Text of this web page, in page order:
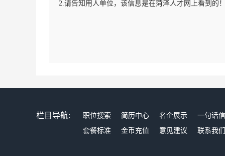
2.请告知用人单位，该信息是在菏泽人才网上看到的
栏目导航: 职位搜索 简历中心 名企展示
一句话
套餐标准
金币充值 意见建议 联系我们